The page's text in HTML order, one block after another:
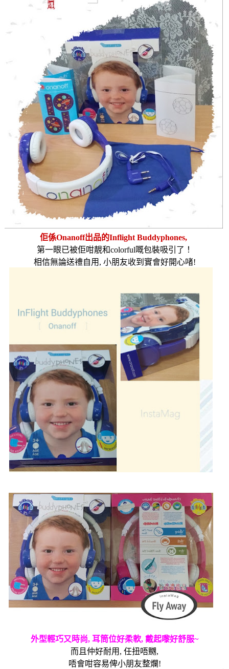
佢係Onanoff出品的Inflight Buddyphones,
第一眼已被佢咁靚和colorful嘅包裝吸引了！
相信無論送禮自用 , 小朋友收到實會好開心啫!
外型輕巧又時尚, 耳筒位好柔軟, 戴起嚟好舒服~
而且仲好耐用 , 任扭唔嬲,
唔會咁容易俾小朋友整爛!